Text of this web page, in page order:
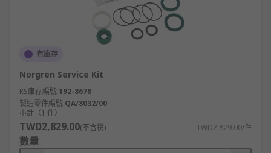
有庫存
Norgren Service Kit
RS庫存編號 192-8678
製造零件編號 QA/8032/00
小計（1 件）
TWD2,829.00(不含稅) TWD2,829.00/件
數量